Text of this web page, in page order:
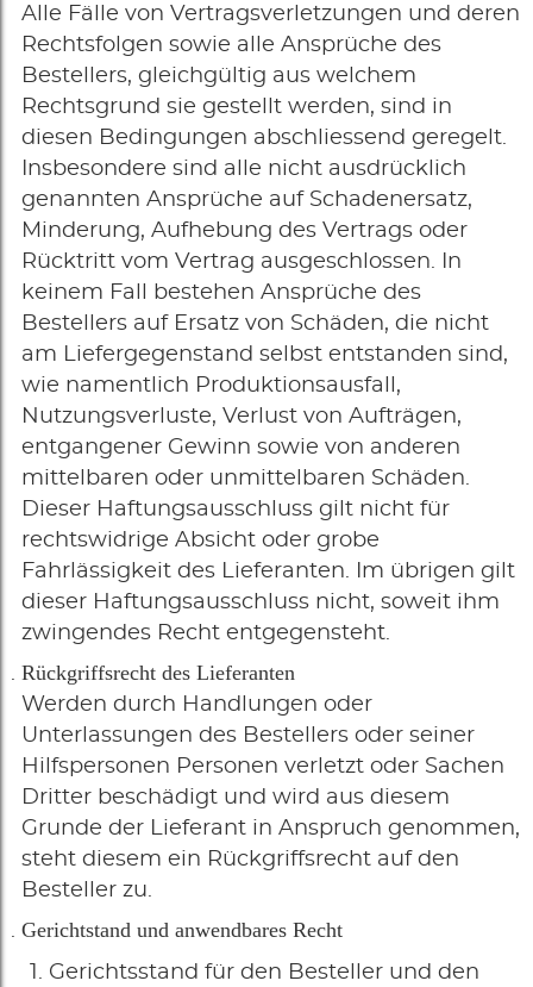
Alle Fälle von Vertragsverletzungen und deren
Rechtsfolgen sowie alle Ansprüche des
Bestellers, gleichgültig aus welchem
Rechtsgrund sie gestellt werden, sind in
diesen Bedingungen abschliessend geregelt.
Insbesondere sind alle nicht ausdrücklich
genannten Ansprüche auf Schadenersatz,
Minderung, Aufhebung des Vertrags oder
Rücktritt vom Vertrag ausgeschlossen. In
keinem Fall bestehen Ansprüche des
Bestellers auf Ersatz von Schäden, die nicht
am Liefergegenstand selbst entstanden sind,
wie namentlich Produktionsausfall,
Nutzungsverluste, Verlust von Aufträgen,
entgangener Gewinn sowie von anderen
mittelbaren oder unmittelbaren Schäden.
Dieser Haftungsausschluss gilt nicht für
rechtswidrige Absicht oder grobe
Fahrlässigkeit des Lieferanten. Im übrigen gilt
dieser Haftungsausschluss nicht, soweit ihm
zwingendes Recht entgegensteht.
Rückgriffsrecht des Lieferanten
Werden durch Handlungen oder
Unterlassungen des Bestellers oder seiner
Hilfspersonen Personen verletzt oder Sachen
Dritter beschädigt und wird aus diesem
Grunde der Lieferant in Anspruch genommen,
steht diesem ein Rückgriffsrecht auf den
Besteller zu.
Gerichtstand und anwendbares Recht
Gerichtsstand für den Besteller und den